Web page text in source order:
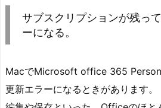
サブスクリプションが残っ
ーになる。
MacでMicrosoft office 365
更新エラーになるときがあります。